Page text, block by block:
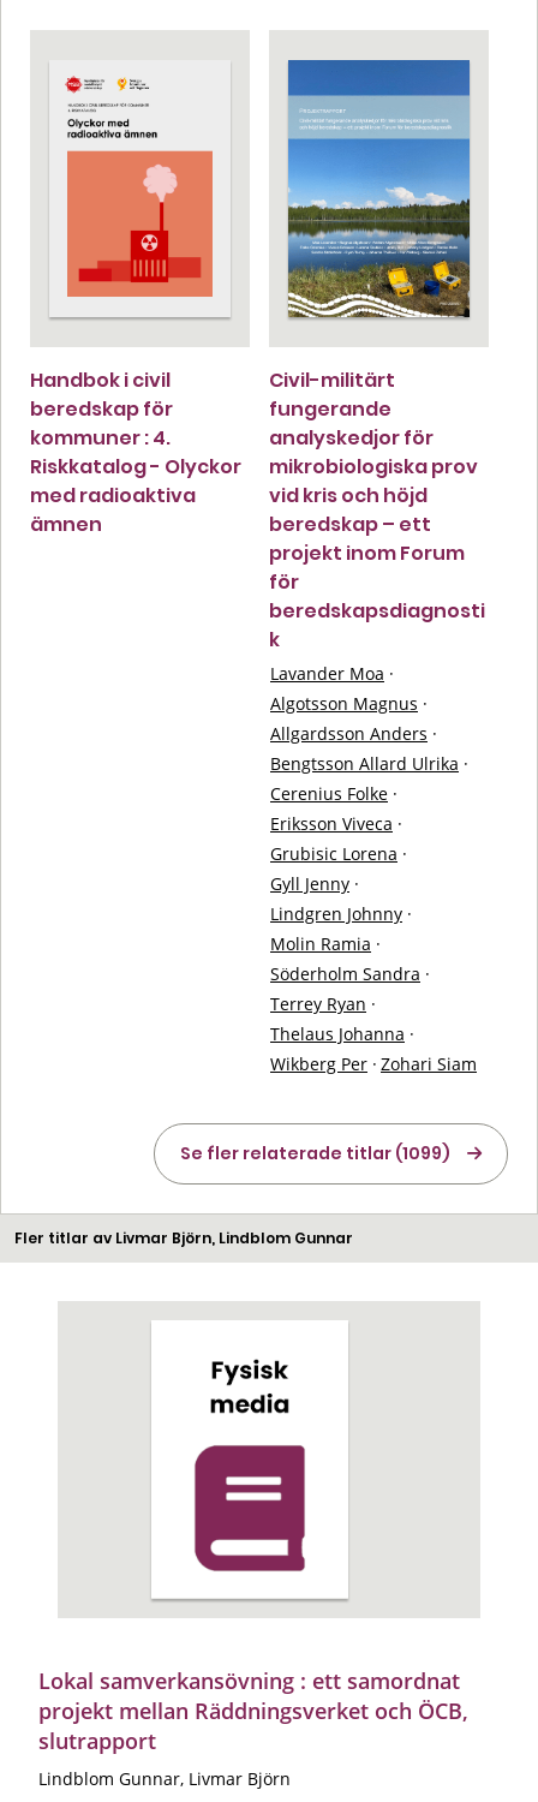
Handbok i civil
beredskap för
kommuner : 4.
Riskkatalog - Olyckor
med radioaktiva
ämnen
Civil-militärt
fungerande
analyskedjor för
mikrobiologiska prov
vid kris och höjd
beredskap – ett
projekt inom Forum
för
beredskapsdiagnosti
k
Lavander Moa ·
Algotsson Magnus ·
Allgardsson Anders ·
Bengtsson Allard Ulrika ·
Cerenius Folke ·
Eriksson Viveca ·
Grubisic Lorena ·
Gyll Jenny ·
Lindgren Johnny ·
Molin Ramia ·
Söderholm Sandra ·
Terrey Ryan ·
Thelaus Johanna ·
Wikberg Per · Zohari Siam
Se fler relaterade titlar (1099)
Fler titlar av Livmar Björn, Lindblom Gunnar
Lokal samverkansövning : ett samordnat
projekt mellan Räddningsverket och ÖCB,
slutrapport
Lindblom Gunnar, Livmar Björn